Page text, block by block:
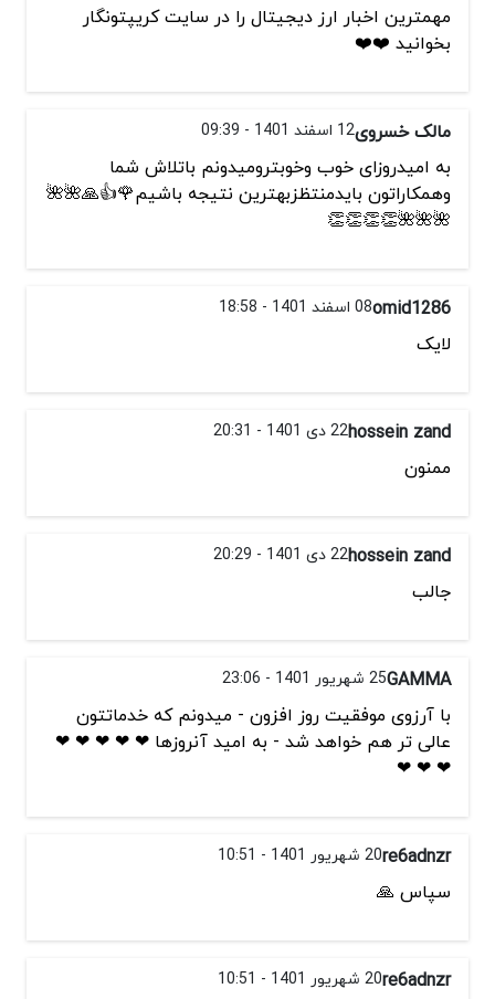
مهمترین اخبار ارز دیجیتال را در سایت کریپتونگار
بخوانید ❤️❤️
مالک خسروی12 اسفند 1401 - 09:39
به امیدروزای خوب وخوبترومیدونم باتلاش شما
وهمکاراتون بایدمنتظزبهترین نتیجه باشیم🌹👍🙏🌺🌺
🌺🌺🌺👏👏👏👏
omid128608 اسفند 1401 - 18:58
لایک
hossein zand22 دی 1401 - 20:31
ممنون
hossein zand22 دی 1401 - 20:29
جالب
GAMMA25 شهریور 1401 - 23:06
با آرزوی موفقیت روز افزون - میدونم که خدماتتون
عالی تر هم خواهد شد - به امید آنروزها ❤ ❤ ❤ ❤ ❤
❤ ❤ ❤
re6adnzr20 شهریور 1401 - 10:51
سپاس 🙏
re6adnzr20 شهریور 1401 - 10:51